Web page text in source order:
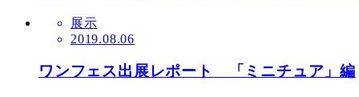
展示
2019.08.06
ワンフェス出展レポート 「ミニチュア」編